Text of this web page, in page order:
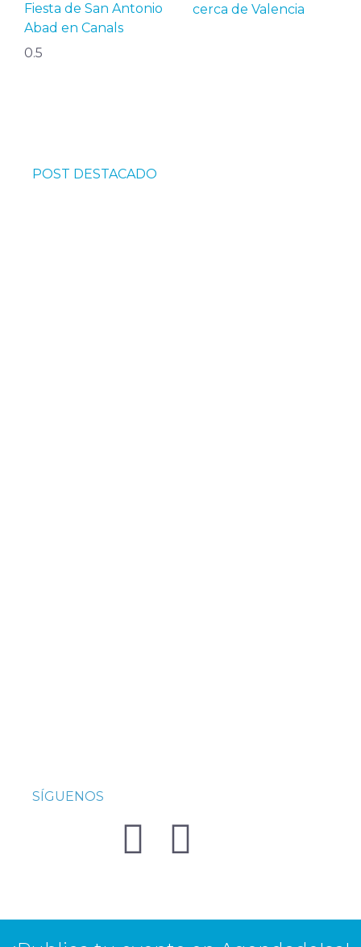
Fiesta de San Antonio
Abad en Canals
cerca de Valencia
POST DESTACADO
SÍGUENOS